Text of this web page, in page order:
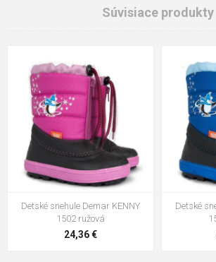
Súvisiace produkty
Detské snehule Demar KENNY
1502 ružová
24,36 €
Detské